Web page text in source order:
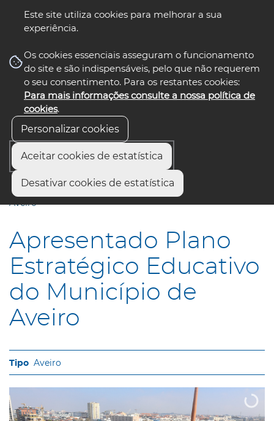
Este site utiliza cookies para melhorar a sua
experiência.
Os cookies essenciais asseguram o funcionamento
do site e são indispensáveis, pelo que não requerem
o seu consentimento. Para os restantes cookies:
Para mais informações consulte a nossa política de
cookies.
Personalizar cookies
Aceitar cookies de estatística
Desativar cookies de estatística
nos select language
Início
Apresentado Plano Estratégico Educativo do Município de
Aveiro
Apresentado Plano
Estratégico Educativo
do Município de
Aveiro
Aveiro